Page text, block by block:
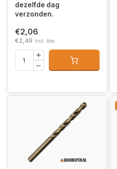
dezelfde dag
verzonden.
€2,06
€2,49 Incl. btw